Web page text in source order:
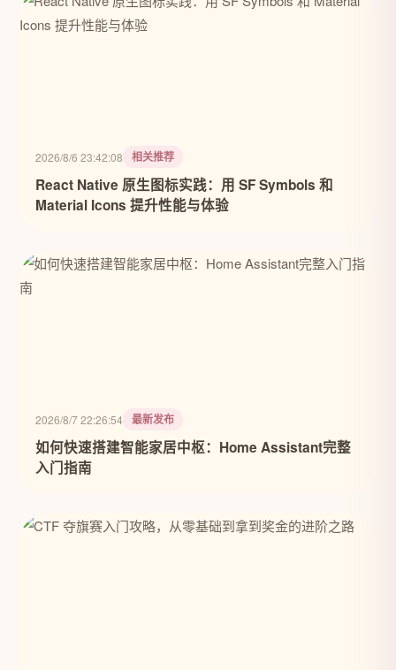
2026/8/6 23:42:08 相关推荐
React Native 原生图标实践：用 SF Symbols 和
Material Icons 提升性能与体验
2026/8/7 22:26:54 最新发布
如何快速搭建智能家居中枢：Home Assistant完整
入门指南